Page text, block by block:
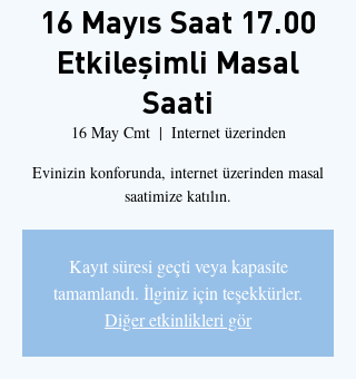
16 Mayıs Saat 17.00
Etkileşimli Masal
Saati
16 May Cmt
  |
Internet üzerinden
Evinizin konforunda, internet üzerinden masal
saatimize katılın.
Kayıt süresi geçti veya kapasite
tamamlandı. İlginiz için teşekkürler.
Diğer etkinlikleri gör